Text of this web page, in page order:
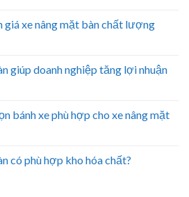
giá xe nâng mặt bàn chất lượng
giúp doanh nghiệp tăng lợi nhuận
bánh xe phù hợp cho xe nâng mặt
có phù hợp kho hóa chất?